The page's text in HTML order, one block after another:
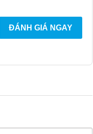
ĐÁNH GIÁ NGAY